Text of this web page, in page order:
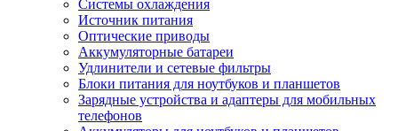
Системы охлаждения
Источник питания
Оптические приводы
Аккумуляторные батареи
Удлинители и сетевые фильтры
Блоки питания для ноутбуков и планшетов
Зарядные устройства и адаптеры для мобильных
телефонов